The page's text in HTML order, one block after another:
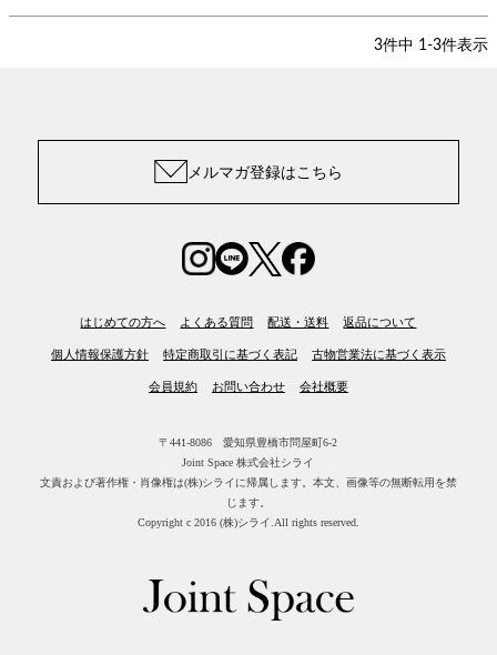
3件中 1-3件表示
メルマガ登録はこちら
はじめての方へ よくある質問 配送・送料 返品について
個人情報保護方針 特定商取引に基づく表記 古物営業法に基づく表示
会員規約 お問い合わせ 会社概要
〒441-8086 愛知県豊橋市問屋町6-2
Joint Space 株式会社シライ
文責および著作権・肖像権は(株)シライに帰属します。 本文、画像等の無断転用を禁
じます。
Copyright c 2016 (株)シライ.All rights reserved.